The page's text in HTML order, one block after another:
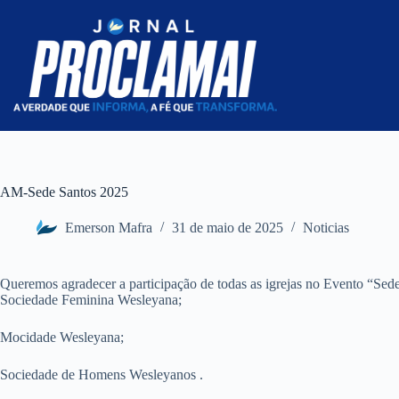
conteúdo
AM-Sede Santos 2025
Emerson Mafra 31 de maio de 2025 Noticias
Queremos agradecer a participação de todas as igrejas no Evento
Sociedade Feminina Wesleyana;
Mocidade Wesleyana;
Sociedade de Homens Wesleyanos .